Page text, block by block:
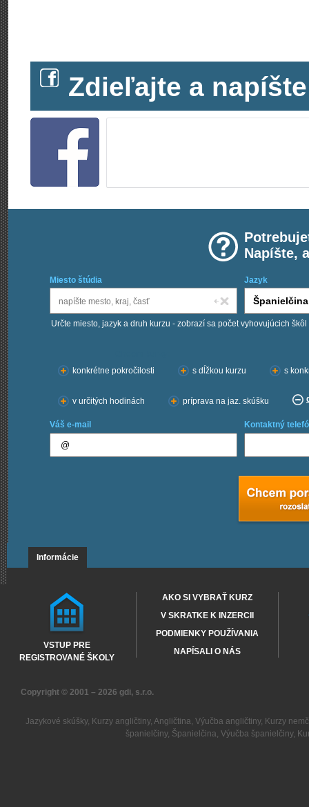
Zdieľajte a
Napíšte,
Miesto štúdia Jazyk
Určte miesto, jazyk a druh kurzu - zobrazí sa počet vyhovujúcich škôl
konkrétne pokročilosti
s dĺžkou kurzu s
v určitých hodinách príprava na jaz. skúšku
Váš e-mail Kontaktný
Informácie
VSTUP PRE
REGISTROVANÉ ŠKOLY
AKO SI VYBRAŤ KURZ
V SKRATKE K INZERCII
PODMIENKY POUŽÍVANIA
NAPÍSALI O NÁS
Copyright © 2001 – 2026 gdi, s.r.o.
Jazykové skúšky, Kurzy angličtiny, Angličtina, Výučba angličtiny, Kurzy
španielčiny, Španielčina, Výučba španielčiny,